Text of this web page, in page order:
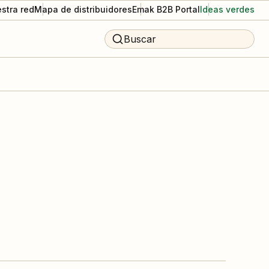
redMapa de distribuidoresEmak B2B PortalIdeas verdes
Buscar